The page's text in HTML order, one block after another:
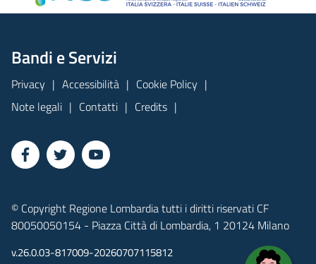
Bandi e Servizi
Privacy Accessibilità
Cookie Policy
Note legali
Contatti Credits
© Copyright Regione Lombardia tutti i diritti riservati CF
80050050154 - Piazza Città di Lombardia, 1 20124 Milano
v.26.0.03-817009-20260707115812